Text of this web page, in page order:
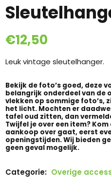
€12,50
Leuk vintage sleutelhanger.
Bekijk de foto’s goed, deze
belangrijk onderdeel van de
vlekken op sommige foto’s,
het licht. Mochten er
tafel oud zitten, dan
Twijfel je over een item?
aankoop over gaat, eerst
openingstijden. Wij bieden
geen geval mogelijk.
Categorie: Overige